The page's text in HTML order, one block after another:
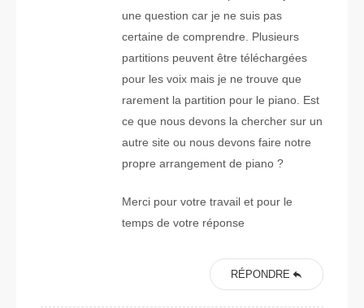
une question car je ne suis pas
certaine de comprendre. Plusieurs
partitions peuvent être téléchargées
pour les voix mais je ne trouve que
rarement la partition pour le piano. Est
ce que nous devons la chercher sur un
autre site ou nous devons faire notre
propre arrangement de piano ?
Merci pour votre travail et pour le
temps de votre réponse
RÉPONDRE